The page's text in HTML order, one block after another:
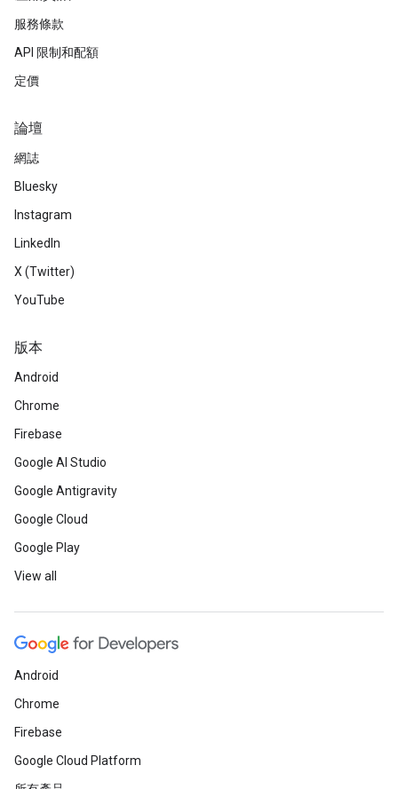
服務條款
API 限制和配額
定價
論壇
網誌
Bluesky
Instagram
LinkedIn
X (Twitter)
YouTube
版本
Android
Chrome
Firebase
Google AI Studio
Google Antigravity
Google Cloud
Google Play
View all
Android
Chrome
Firebase
Google Cloud Platform